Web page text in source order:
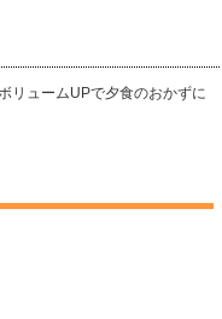
リュームUPで夕食のおかずに